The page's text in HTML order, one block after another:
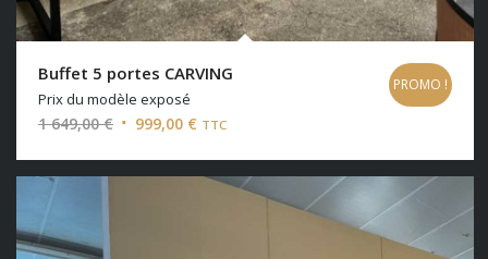
Buffet 5 portes CARVING
Prix du modèle exposé
1 649,00€ Le
initial
999,00 € Le
actuel
TTC
PROMO !